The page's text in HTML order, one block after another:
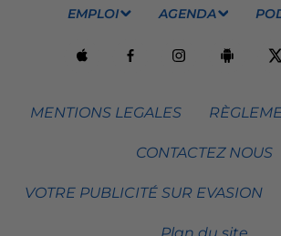
EMPLOI AGENDA
MENTIONS LEGALES
CONTACTEZ NOUS
VOTRE PUBLICITÉ SUR EVASION
Plan du site